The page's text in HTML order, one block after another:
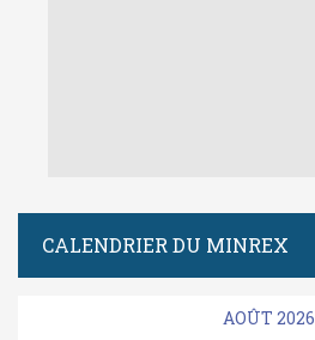
CALENDRIER DU MINREX
AOÛT 2026